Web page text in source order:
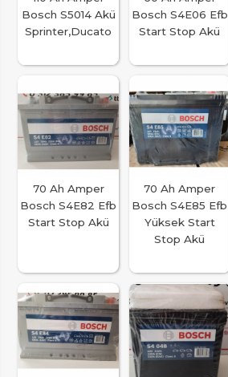
Bosch S5014 Akü
Sprinter,Ducato
Bosch S4E06 Efb
Start Stop Akü
70 Ah Amper
Bosch S4E82 Efb
Start Stop Akü
70 Ah Amper
Bosch S4E85 Efb
Yüksek Start
Stop Akü